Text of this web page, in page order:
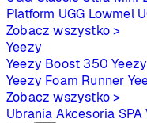
Platform UGG Lowmel
Zobacz wszystko >
Yeezy
Yeezy Boost 350
Yeezy Foam Runner
Zobacz wszystko >
Ubrania Akcesoria SPA